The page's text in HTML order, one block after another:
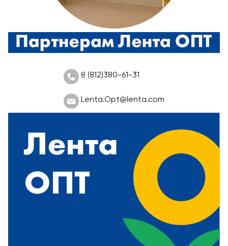
8 (812)380-61-31
Lenta.Opt@lenta.com